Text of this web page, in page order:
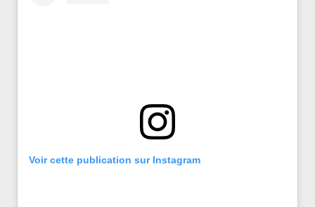
Voir cette publication sur Instagram